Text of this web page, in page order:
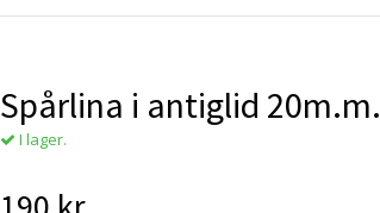
Spårlina i antiglid 20m.m.
I lager.